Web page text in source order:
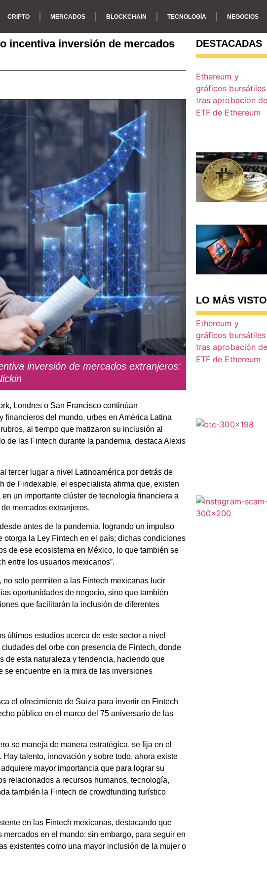
CRIPTO MERCADOS BLOCKCHAIN TECNOLOGÍA NEGOCIOS
incentiva inversión de mercados
inversión de mercados extranjeros:
Londres o San Francisco continúan
del mundo, urbes en América Latina
al tiempo que matizaron su inclusión al
de las Fintech durante la pandemia, destaca Alexis
tercer lugar a nivel Latinoamérica por detrás de
de Findexable, el especialista afirma que, existen
un importante clúster de tecnología financiera a
mercados extranjeros.
antes de la pandemia, logrando un impulso
la Ley Fintech en el país; dichas condiciones
de ese ecosistema en México, lo que también se
entre los usuarios mexicanos”.
solo permiten a las Fintech mexicanas lucir
oportunidades de negocio, sino que también
que facilitarán la inclusión de diferentes
últimos estudios acerca de este sector a nivel
del orbe con presencia de Fintech, donde
de esta naturaleza y tendencia, haciendo que
se encuentre en la mira de las inversiones
el ofrecimiento de Suiza para invertir en Fintech
público en el marco del 75 aniversario de las
se maneja de manera estratégica, se fija en el
talento, innovación y sobre todo, ahora existe
mayor importancia que para lograr su
relacionados a recursos humanos, tecnología,
también la Fintech de crowdfunding turístico
en las Fintech mexicanas, destacando que
en el mundo; sin embargo, para seguir en
existentes como una mayor inclusión de la mujer o
DESTACADAS
LO MÁS VISTO